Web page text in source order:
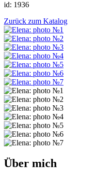
id: 1936
Zurück zum Katalog
Über mich